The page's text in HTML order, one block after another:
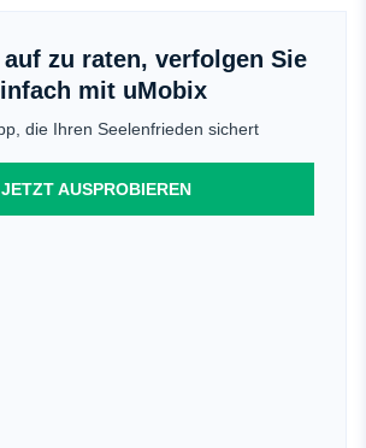
auf zu raten, verfolgen Sie
mit uMobix
die Ihren Seelenfrieden sichert
JETZT AUSPROBIEREN